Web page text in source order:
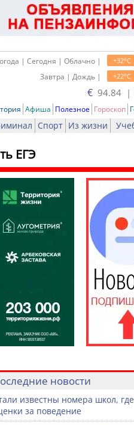
+32oC
| Сегодня | Облачно |
+22oC
Завтра | Дождь |
€ 94.84 |
Афиша Полезное Гороскоп
Спорт Из жизни
ЕГЭ
Печать
новости
известны номера школ,
за поведение